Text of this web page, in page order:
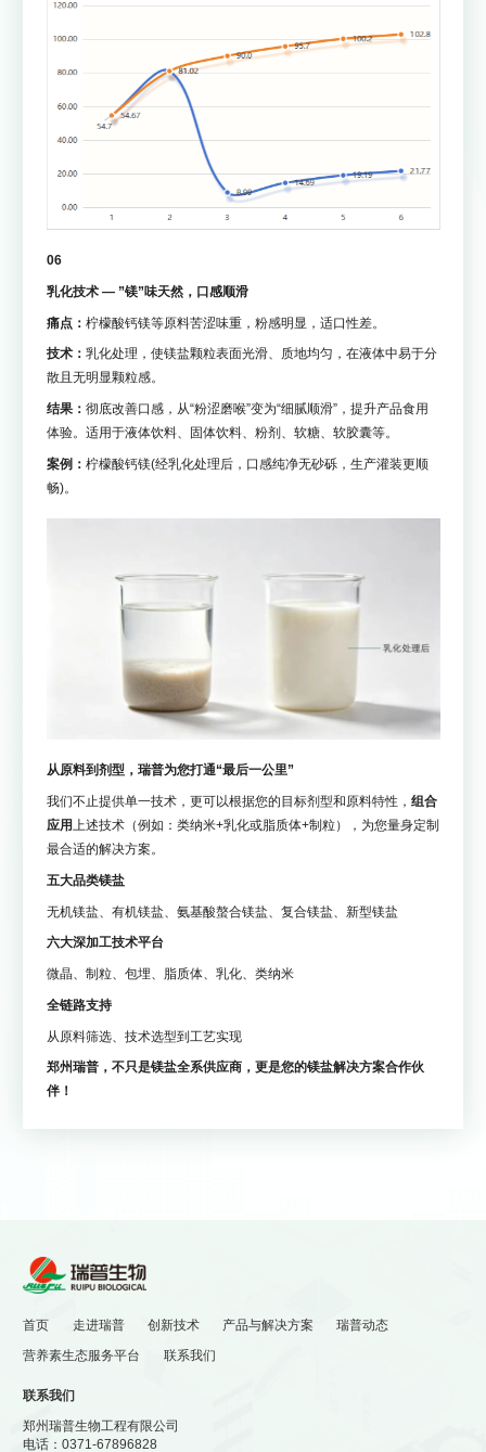
06
乳化技术 — ”镁”味天然，口感顺滑
痛点： 柠檬酸钙镁等原料苦涩味重，粉感明显，适口性差。
技术： 乳化处理，使镁盐颗粒表面光滑、质地均匀，在液体中易于分
散且无明显颗粒感。
结果： 彻底改善口感，从“粉涩磨喉”变为“细腻顺滑”，提升产品食用
体验。适用于液体饮料、固体饮料、粉剂、软糖、软胶囊等。
案例： 柠檬酸钙镁(经乳化处理后，口感纯净无砂砾，生产灌装更顺
畅)。
从原料到剂型，瑞普为您打通“最后一公里”
我们不止提供单一技术，更可以根据您的目标剂型和原料特性， 组合
应用上述技术（例如：类纳米+乳化或脂质体+制粒），为您量身定制
最合适的解决方案。
五大品类镁盐
无机镁盐、有机镁盐、氨基酸螯合镁盐、复合镁盐、新型镁盐
六大深加工技术平台
微晶、制粒、包埋、脂质体、乳化、类纳米
全链路支持
从原料筛选、技术选型到工艺实现
郑州瑞普，不只是镁盐全系供应商，更是您的镁盐解决方案合作伙
伴！
首页 走进瑞普 创新技术 产品与解决方案
瑞普动态
营养素生态服务平台
联系我们
联系我们
郑州瑞普生物工程有限公司
电话：0371-67896828